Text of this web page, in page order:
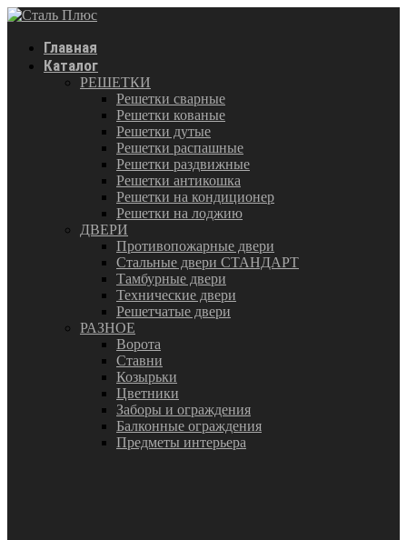
Главная
Каталог
РЕШЕТКИ
Решетки сварные
Решетки кованые
Решетки дутые
Решетки распашные
Решетки раздвижные
Решетки антикошка
Решетки на кондиционер
Решетки на лоджию
ДВЕРИ
Противопожарные двери
Стальные двери СТАНДАРТ
Тамбурные двери
Технические двери
Решетчатые двери
РАЗНОЕ
Ворота
Ставни
Козырьки
Цветники
Заборы и ограждения
Балконные ограждения
Предметы интерьера